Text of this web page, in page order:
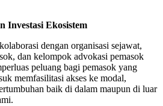
Investasi Ekosistem
dengan organisasi sejawat,
dan kelompok advokasi pemasok
peluang bagi pemasok yang
memfasilitasi akses ke modal,
baik di dalam maupun di luar